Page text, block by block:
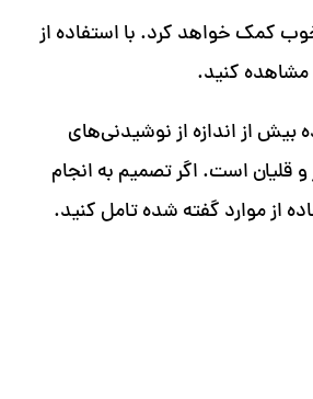
کمک خواهد کرد. با استفاده از
مشاهده کنید.
از اندازه از نوشیدنی‌های
و قلیان است. اگر تصمیم به انجام
از موارد گفته شده تامل کنید.